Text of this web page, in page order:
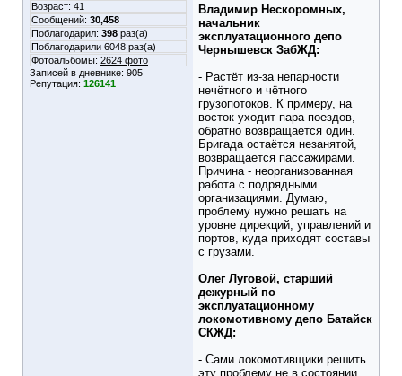
Возраст: 41
Сообщений: 30,458
Поблагодарил: 398 раз(а)
Поблагодарили 6048 раз(а)
Фотоальбомы: 2624 фото
Записей в дневнике: 905
Репутация: 126141
Владимир Нескоромных,
начальник
эксплуатационного депо
Чернышевск ЗабЖД:
- Растёт из-за непарности
нечётного и чётного
грузопотоков. К примеру, на
восток уходит пара поездов,
обратно возвращается один.
Бригада остаётся незанятой,
возвращается пассажирами.
Причина - неорганизованная
работа с подрядными
организациями. Думаю,
проблему нужно решать на
уровне дирекций, управлений и
портов, куда приходят составы
с грузами.
Олег Луговой, старший
дежурный по
эксплуатационному
локомотивному депо Батайск
СКЖД:
- Сами локомотивщики решить
эту проблему не в состоянии.